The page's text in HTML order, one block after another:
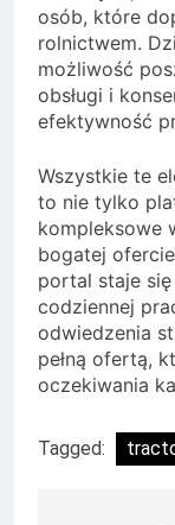
osób, które
rolnictwem.
możliwość
obsługi i
efektywność
Wszystkie te
to nie tylko
kompleksowe
bogatej
portal staje
codziennej
odwiedzenia
pełną ofertą,
oczekiwania
Tagged: